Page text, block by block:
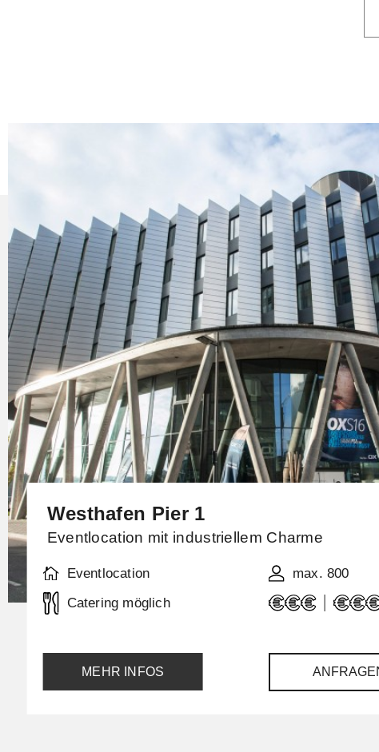
Westhafen Pier 1
Eventlocation mit industriellem Charme
Eventlocation
max. 800
Catering möglich
MEHR INFOS